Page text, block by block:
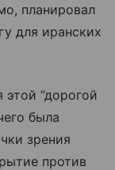
планировал
для иранских
этой “дорогой
была
зрения
против